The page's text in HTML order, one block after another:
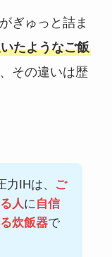
ぎゅっと詰ま
たようなご飯
その違いは歴
IHは、
ご
人に自信
炊飯器で